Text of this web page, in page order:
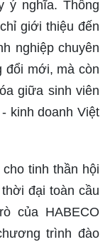
ý nghĩa. Thông
giới thiệu đến
nghiệp chuyên
đổi mới, mà còn
giữa sinh viên
kinh doanh Việt
tinh thần hội
đại toàn cầu
của HABECO
trình đào